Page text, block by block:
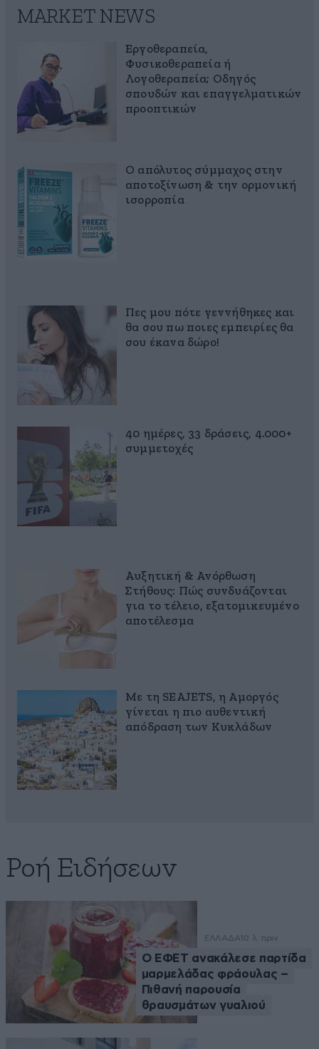
MARKET NEWS
Εργοθεραπεία,
Φυσικοθεραπεία ή
Λογοθεραπεία; Οδηγός
σπουδών και επαγγελματικών
προοπτικών
Ο απόλυτος σύμμαχος στην
αποτοξίνωση & την ορμονική
ισορροπία
Πες μου πότε γεννήθηκες και
θα σου πω ποιες εμπειρίες θα
σου έκανα δώρο!
40 ημέρες, 33 δράσεις, 4.000+
συμμετοχές
Αυξητική & Ανόρθωση
Στήθους: Πώς συνδυάζονται
για το τέλειο, εξατομικευμένο
αποτέλεσμα
Με τη SEAJETS, η Αμοργός
γίνεται η πιο αυθεντική
απόδραση των Κυκλάδων
Ροή Ειδήσεων
ΕΛΛΑΔΑ 10 λ. πριν
Ο ΕΦΕΤ ανακάλεσε παρτίδα
μαρμελάδας φράουλας –
Πιθανή παρουσία
θραυσμάτων γυαλιού